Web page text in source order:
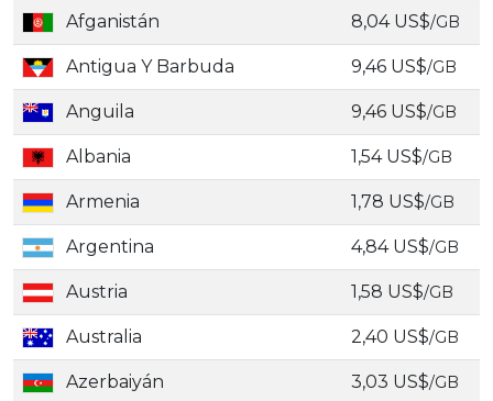
Afganistán 8,04 US$/GB
Antigua Y Barbuda 9,46 US$/GB
Anguila 9,46 US$/GB
Albania 1,54 US$/GB
Armenia 1,78 US$/GB
Argentina 4,84 US$/GB
Austria 1,58 US$/GB
Australia 2,40 US$/GB
Azerbaiyán 3,03 US$/GB